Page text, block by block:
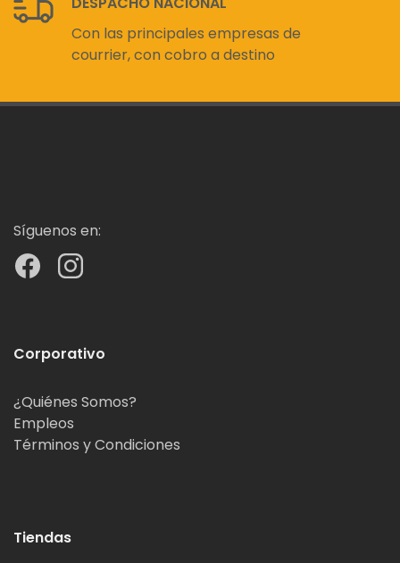
Con las principales empresas de
courrier, con cobro a destino
Síguenos en:
Corporativo
¿Quiénes Somos?
Empleos
Términos y Condiciones
Tiendas